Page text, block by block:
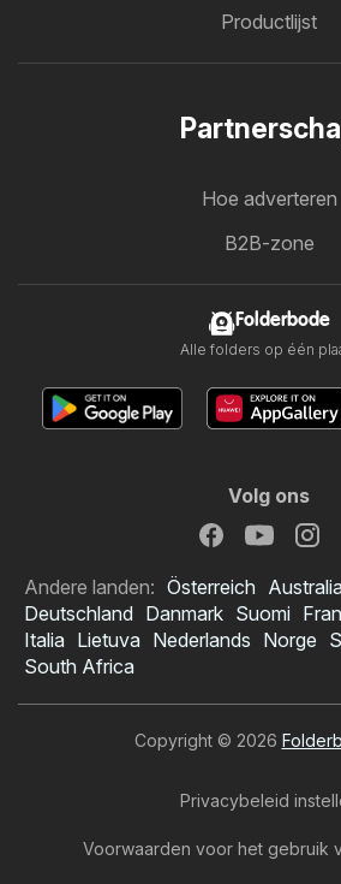
Productlijst
Hoe adverteren
B2B-zone
Folderbode
Alle folders op één
Volg ons
Andere landen: Österreich Australia
Deutschland Danmark Suomi
Italia Lietuva Nederlands Norge
South Africa
Copyright © 2026
Privacybeleid
Voorwaarden voor het gebruik